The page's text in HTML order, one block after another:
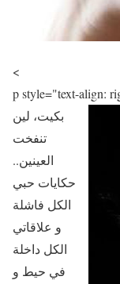
<
p style="text-align:
بكيت، لين
تنفخت
العينين..
حكايات حبي
الكل فاشلة
و علاقاتي
الكل داخلة
في حيط و